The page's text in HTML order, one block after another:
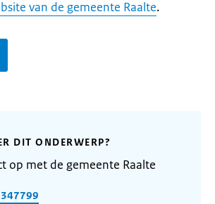
van de gemeente Raalte.
DIT ONDERWERP?
op met de gemeente Raalte